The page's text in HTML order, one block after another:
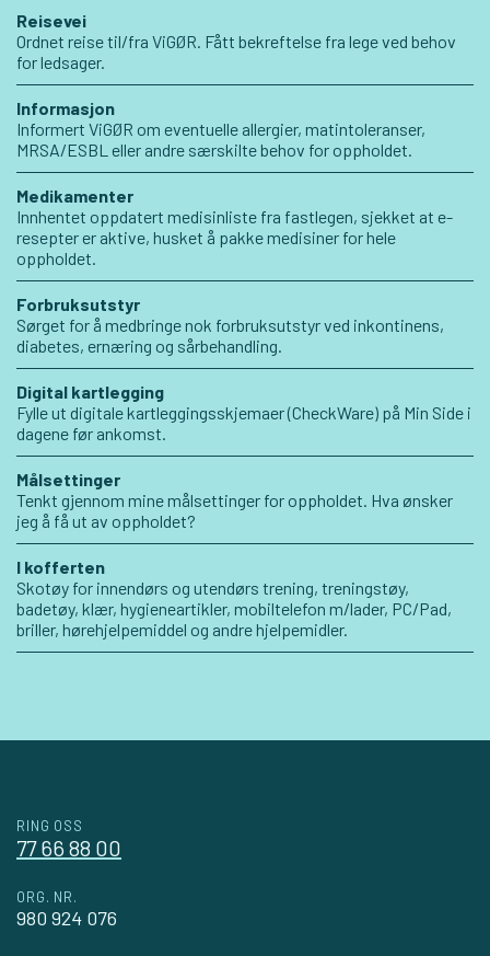
Reisevei
Ordnet reise til/fra ViGØR. Fått bekreftelse fra lege ved behov
for ledsager.
Informasjon
Informert ViGØR om eventuelle allergier, matintoleranser,
MRSA/ESBL eller andre særskilte behov for oppholdet.
Medikamenter
Innhentet oppdatert medisinliste fra fastlegen, sjekket at e-
resepter er aktive, husket å pakke medisiner for hele
oppholdet.
Forbruksutstyr
Sørget for å medbringe nok forbruksutstyr ved inkontinens,
diabetes, ernæring og sårbehandling.
Digital kartlegging
Fylle ut digitale kartleggingsskjemaer (CheckWare) på Min Side i
dagene før ankomst.
Målsettinger
Tenkt gjennom mine målsettinger for oppholdet. Hva ønsker
jeg å få ut av oppholdet?
I kofferten
Skotøy for innendørs og utendørs trening, treningstøy,
badetøy, klær, hygieneartikler, mobiltelefon m/lader, PC/Pad,
briller, hørehjelpemiddel og andre hjelpemidler.
RING OSS
77 66 88 00
ORG. NR.
980 924 076